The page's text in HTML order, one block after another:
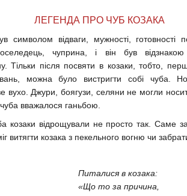
ЛЕГЕНДА ПРО ЧУБ КОЗАКА
символом відваги, мужності,
чуприна, і він був відзнакою
Тільки після посвяти в козаки, тобто,
можна було вистригти собі чуба.
вухо. Джури, боягузи, селяни не могли
вважалося ганьбою.
козаки відрощували не просто так. Саме
витягти козака з пекельного вогню чи
Питалися в козака:
«Що то за причина,